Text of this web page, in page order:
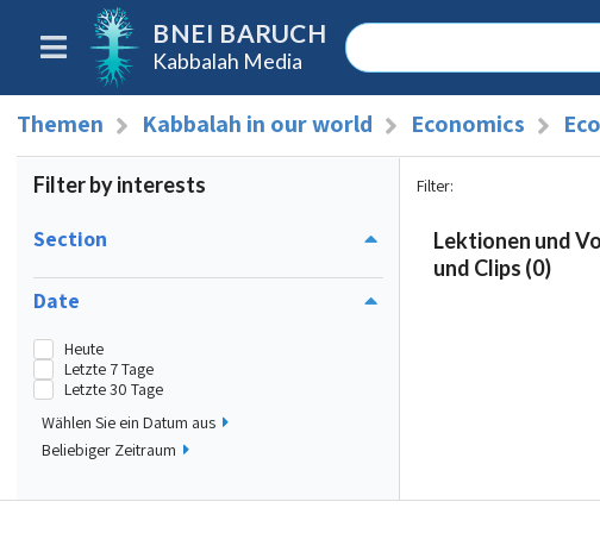
BNEI BARUCH
Kabbalah Media
Themen Kabbalah in our world Economics
Filter by interests
Section
Date
Heute
Letzte 7 Tage
Letzte 30 Tage
Wählen Sie ein Datum aus
Beliebiger Zeitraum
Filter:
Lektionen und
und Clips (0)